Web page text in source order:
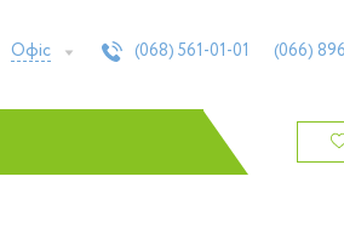
Офіс (068) 561-01-01 (066)